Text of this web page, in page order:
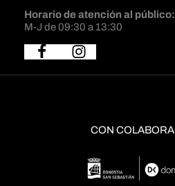
Horario de atención al público:
M-J de 09:30 a 13:30
CON